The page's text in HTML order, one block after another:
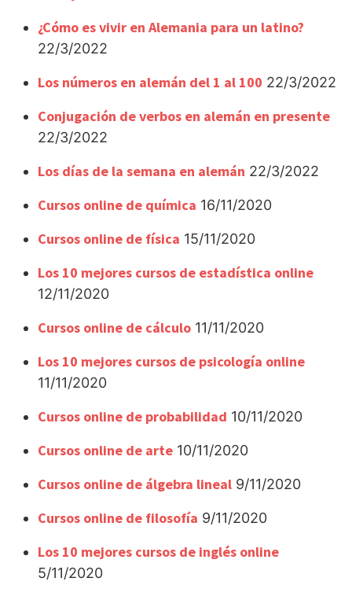
¿Cómo es vivir en Alemania para un latino?
22/3/2022
Los números en alemán del 1 al 100 22/3/2022
Conjugación de verbos en alemán en presente
22/3/2022
Los días de la semana en alemán 22/3/2022
Cursos online de química 16/11/2020
Cursos online de física 15/11/2020
Los 10 mejores cursos de estadística online
12/11/2020
Cursos online de cálculo 11/11/2020
Los 10 mejores cursos de psicología online
11/11/2020
Cursos online de probabilidad 10/11/2020
Cursos online de arte 10/11/2020
Cursos online de álgebra lineal 9/11/2020
Cursos online de filosofía 9/11/2020
Los 10 mejores cursos de inglés online
5/11/2020